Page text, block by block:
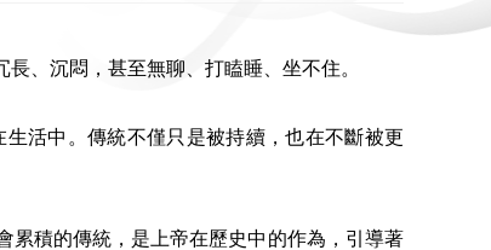
、沉悶，甚至無聊、打瞌睡、坐不住。
活中。傳統不僅只是被持續，也在不斷被更
累積的傳統，是上帝在歷史中的作為，引導著